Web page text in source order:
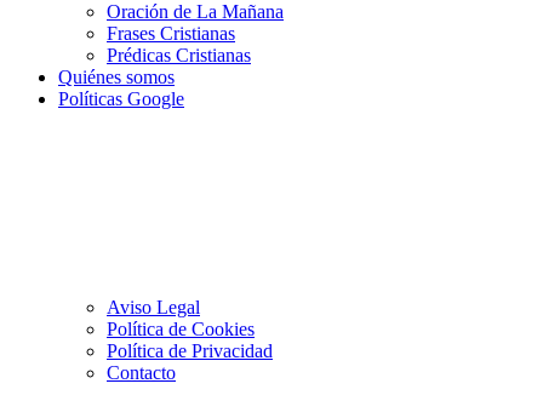
Oración de La Mañana
Frases Cristianas
Prédicas Cristianas
Quiénes somos
Políticas Google
Aviso Legal
Política de Cookies
Política de Privacidad
Contacto